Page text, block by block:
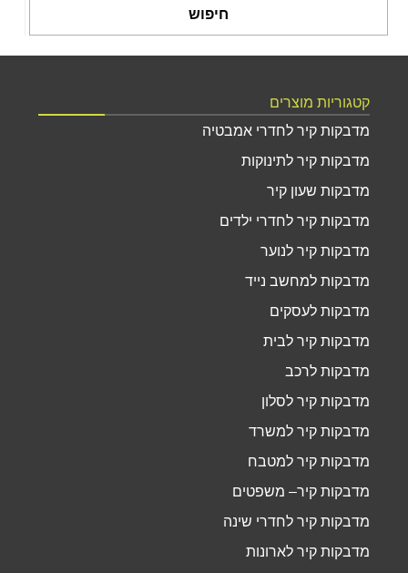
חיפוש
קטגוריות מוצרים
מדבקות קיר לחדרי אמבטיה
מדבקות קיר לתינוקות
מדבקות שעון קיר
מדבקות קיר לחדרי ילדים
מדבקות קיר לנוער
מדבקות למחשב נייד
מדבקות לעסקים
מדבקות קיר לבית
מדבקות לרכב
מדבקות קיר לסלון
מדבקות קיר למשרד
מדבקות קיר למטבח
מדבקות קיר– משפטים
מדבקות קיר לחדרי שינה
מדבקות קיר לארונות